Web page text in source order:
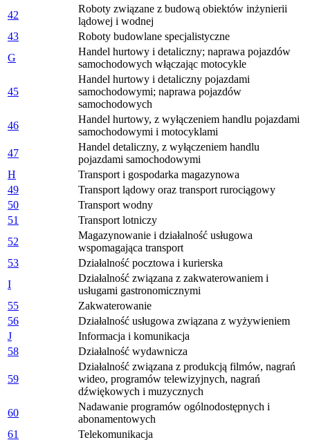
42
Roboty związane z budową obiektów inżynierii
lądowej i wodnej
43
Roboty budowlane specjalistyczne
G
Handel hurtowy i detaliczny; naprawa pojazdów
samochodowych włączając motocykle
45
Handel hurtowy i detaliczny pojazdami
samochodowymi; naprawa pojazdów
samochodowych
46
Handel hurtowy, z wyłączeniem handlu pojazdami
samochodowymi i motocyklami
47
Handel detaliczny, z wyłączeniem handlu
pojazdami samochodowymi
H
Transport i gospodarka magazynowa
49
Transport lądowy oraz transport rurociągowy
50
Transport wodny
51
Transport lotniczy
52
Magazynowanie i działalność usługowa
wspomagająca transport
53
Działalność pocztowa i kurierska
I
Działalność związana z zakwaterowaniem i
usługami gastronomicznymi
55
Zakwaterowanie
56
Działalność usługowa związana z wyżywieniem
J
Informacja i komunikacja
58
Działalność wydawnicza
59
Działalność związana z produkcją filmów, nagrań
wideo, programów telewizyjnych, nagrań
dźwiękowych i muzycznych
60
Nadawanie programów ogólnodostępnych i
abonamentowych
61
Telekomunikacja